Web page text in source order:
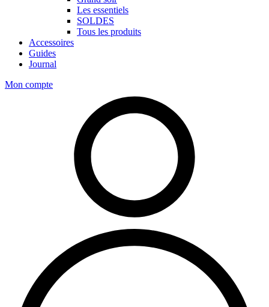
Les essentiels
SOLDES
Tous les produits
Accessoires
Guides
Journal
Mon compte